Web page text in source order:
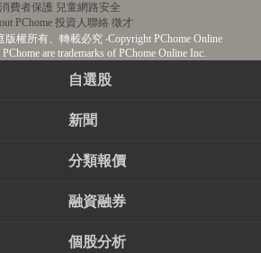
消費者保護 兒童網路安全
PChome 投資人聯絡 徵才
版權所有、轉載必究‧Copyright PChome Online
are trademarks of PChome Online Inc.
自選股
新聞
分類報價
融資融券
個股分析